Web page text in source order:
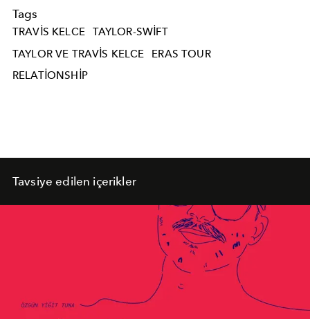
Tags
TRAVIS KELCE
TAYLOR-SWIFT
TAYLOR VE TRAVIS KELCE
ERAS TOUR
RELATIONSHIP
Tavsiye edilen içerikler